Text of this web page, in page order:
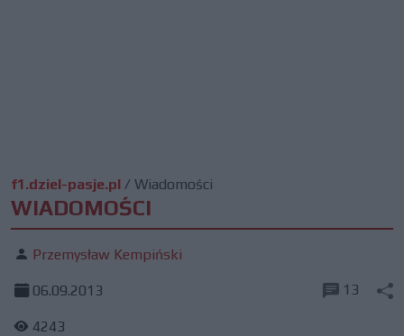
f1.dziel-pasje.pl / Wiadomości
WIADOMOŚCI
Przemysław Kempiński
06.09.2013
4243
13